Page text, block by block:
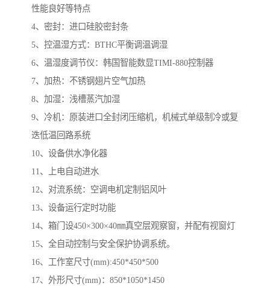
性能良好等特点
4、密封：进口硅胶密封条
5、控温湿方式：BTHC平衡调温调湿
6、温湿度调节仪：韩国智能数显TIMI-880控制器
7、加热：不锈钢翅片空气加热
8、加湿：浅槽蒸汽加湿
9、冷机：原装进口全封闭压缩机，机械式单级制冷或复
迭低温回路系统
10、设备供水净化器
11、上电自动进水
12、对流系统：空调电机定制铝风叶
13、设备运行定时功能
14、箱门设450×300×40㎜真空层观察窗，并配有视窗灯
15、全自动控制与安全保护协调系统。
16、工作室尺寸(mm):450*450*500
17、外形尺寸(mm)：850*1050*1450